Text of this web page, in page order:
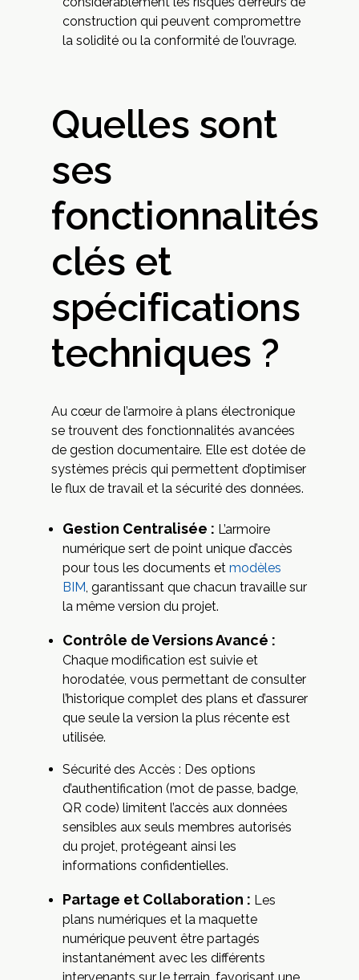
construction qui peuvent compromettre
la solidité ou la conformité de l’ouvrage.
Quelles sont
ses
fonctionnalités
clés et
spécifications
techniques ?
Au cœur de l’armoire à plans électronique
se trouvent des fonctionnalités avancées
de gestion documentaire. Elle est dotée de
systèmes précis qui permettent d’optimiser
le flux de travail et la sécurité des données.
Gestion Centralisée : L’armoire
numérique sert de point unique d’accès
pour tous les documents et modèles
BIM, garantissant que chacun travaille sur
la même version du projet.
Contrôle de Versions Avancé :
Chaque modification est suivie et
horodatée, vous permettant de consulter
l’historique complet des plans et d’assurer
que seule la version la plus récente est
utilisée.
Sécurité des Accès : Des options
d’authentification (mot de passe, badge,
QR code) limitent l’accès aux données
sensibles aux seuls membres autorisés
du projet, protégeant ainsi les
informations confidentielles.
Partage et Collaboration : Les
plans numériques et la maquette
numérique peuvent être partagés
instantanément avec les différents